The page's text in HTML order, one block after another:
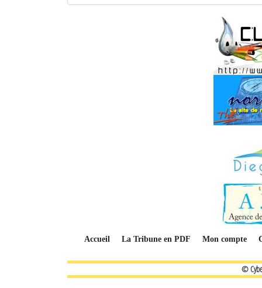
Accueil La Tribune en PDF Mon compte
©